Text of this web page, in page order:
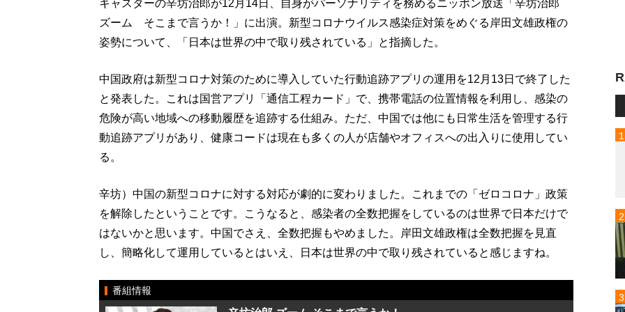
キャスターの辛坊治郎が12月14日、自身がパーソナリティを務めるニッポン放送「辛坊治郎
ズーム そこまで言うか！」に出演。新型コロナウイルス感染症対策をめぐる岸田文雄政権の
姿勢について、「日本は世界の中で取り残されている」と指摘した。
中国政府は新型コロナ対策のために導入していた行動追跡アプリの運用を12月13日で終了した
と発表した。これは国営アプリ「通信工程カード」で、携帯電話の位置情報を利用し、感染の
危険が高い地域への移動履歴を追跡する仕組み。ただ、中国では他にも日常生活を管理する行
動追跡アプリがあり、健康コードは現在も多くの人が店舗やオフィスへの出入りに使用してい
る。
辛坊）中国の新型コロナに対する対応が劇的に変わりました。これまでの「ゼロコロナ」政策
を解除したということです。こうなると、感染者の全数把握をしているのは世界で日本だけで
はないかと思います。中国でさえ、全数把握もやめました。岸田文雄政権は全数把握を見直
し、簡略化して運用しているとはいえ、日本は世界の中で取り残されていると感じますね。
番組情報